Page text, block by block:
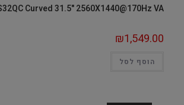
Curved 31.5" 2560X1440@170Hz VA
₪1,549.00
הוסף לסל